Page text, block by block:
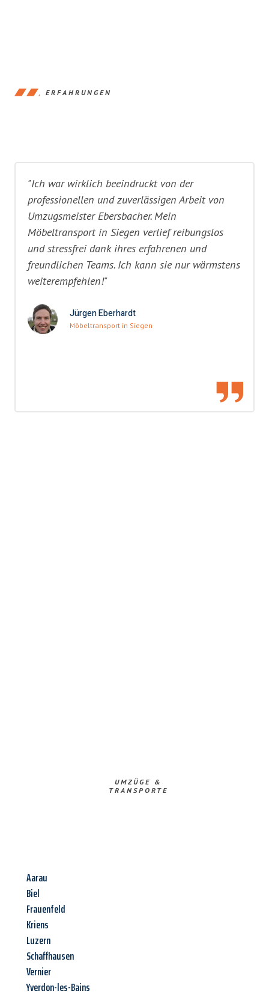
ERFAHRUNGEN
"Ich war wirklich beeindruckt von der
professionellen und zuverlässigen Arbeit von
Umzugsmeister Ebersbacher. Mein
Möbeltransport in Siegen verlief reibungslos
und stressfrei dank ihres erfahrenen und
freundlichen Teams. Ich kann sie nur wärmstens
weiterempfehlen!"
Jürgen Eberhardt
Möbeltransport in Siegen
UMZÜGE &
TRANSPORTE
Aarau
Biel
Frauenfeld
Kriens
Luzern
Schaffhausen
Vernier
Yverdon-les-Bains